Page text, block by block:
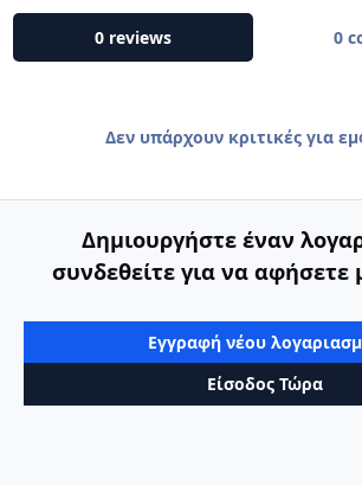
0 reviews 0
Δεν υπάρχουν κριτικές για
Δημιουργήστε έναν
συνδεθείτε για να αφήσετε
Εγγραφή νέου
Είσοδος Τώρα